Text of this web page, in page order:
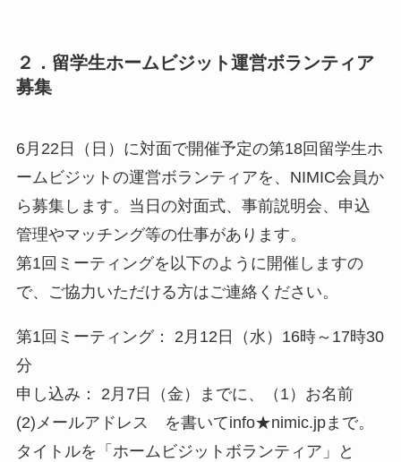
２．留学生ホームビジット運営ボランティア
募集
6月22日（日）に対面で開催予定の第18回留学生ホ
ームビジットの運営ボランティアを、NIMIC会員か
ら募集します。当日の対面式、事前説明会、申込
管理やマッチング等の仕事があります。
第1回ミーティングを以下のように開催しますの
で、ご協力いただける方はご連絡ください。
第1回ミーティング： 2月12日（水）16時～17時30
分
申し込み： 2月7日（金）までに、（1）お名前
(2)メールアドレス を書いてinfo★nimic.jpまで。
タイトルを「ホームビジットボランティア」と